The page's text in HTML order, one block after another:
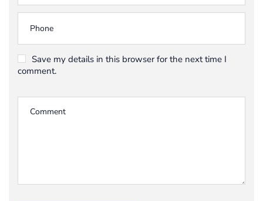
Save my details in this browser for the next time I
comment.